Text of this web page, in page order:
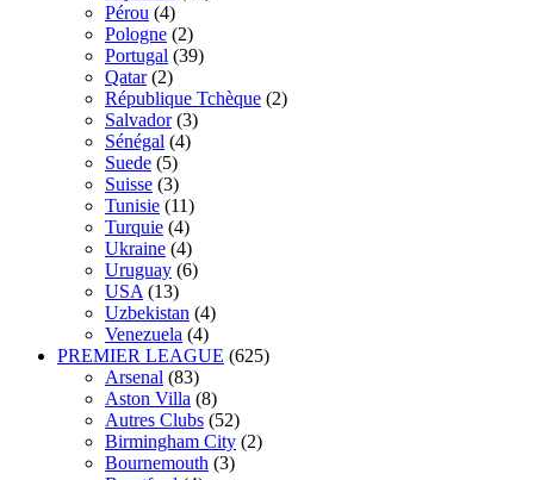
Pérou (4)
Pologne (2)
Portugal (39)
Qatar (2)
République Tchèque (2)
Salvador (3)
Sénégal (4)
Suede (5)
Suisse (3)
Tunisie (11)
Turquie (4)
Ukraine (4)
Uruguay (6)
USA (13)
Uzbekistan (4)
Venezuela (4)
PREMIER LEAGUE (625)
Arsenal (83)
Aston Villa (8)
Autres Clubs (52)
Birmingham City (2)
Bournemouth (3)